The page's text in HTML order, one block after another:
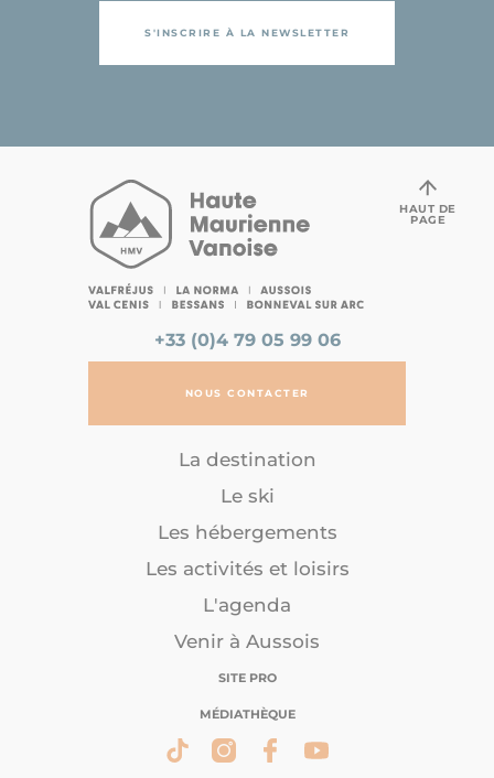
S'INSCRIRE À LA NEWSLETTER
+33 (0)4 79 05 99 06
NOUS CONTACTER
La destination
Le ski
Les hébergements
Les activités et loisirs
L'agenda
Venir à Aussois
SITE PRO
MÉDIATHÈQUE
HAUT DE
PAGE